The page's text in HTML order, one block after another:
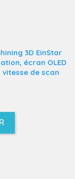
3D EinStar
écran OLED
de scan